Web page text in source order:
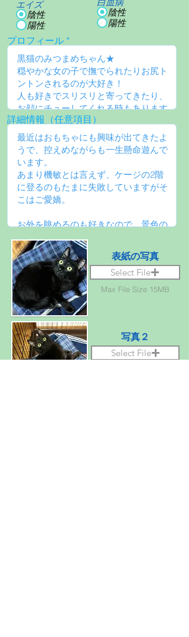
エイズ
陰性
陽性
陰性
陽性
プロフィール
詳細情報（任意項目）
表紙の写真
Select File
Max File Size 15MB
写真２
Select File